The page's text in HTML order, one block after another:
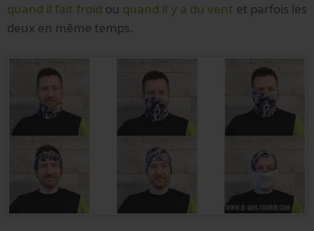
quand il fait froid ou quand il y a du vent et parfois les
deux en même temps.